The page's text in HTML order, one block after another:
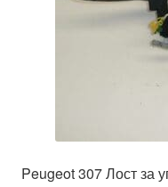
Peugeot 307 Лост за